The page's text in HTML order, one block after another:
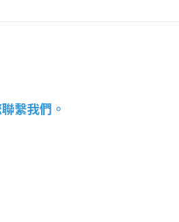
繫我們。